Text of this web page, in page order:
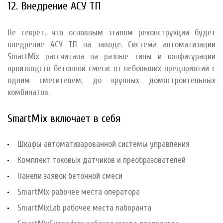
12. Внедрение АСУ ТП
Не секрет, что основным этапом реконструкции будет
внедрение АСУ ТП на заводе. Система автоматизации
SmartMix рассчитана на разные типы и конфигурации
производств бетонной смеси: от небольших предприятий с
одним смесителем, до крупных домостроительных
комбинатов.
SmartMix включает в себя
Шкафы автоматизарованной системы управления
Комплект токовых датчиков и преобразователей
Панели заявок бетонной смеси
SmartMix рабочее места оператора
SmartMixLab рабочее места лаборанта